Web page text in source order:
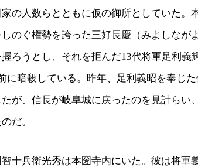
の人数らとともに仮の御所としていた。
のぐ権勢を誇った三好長慶（みよしなが
ろうとし、それを拒んだ13代将軍足利義
に暗殺している。昨年、足利義昭を奉じ
たが、信長が岐阜城に戻ったのを見計らい
だ。
十兵衛光秀は本圀寺内にいた。彼は将軍